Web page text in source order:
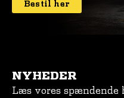
Bestil her
NYHEDER
Læs vores